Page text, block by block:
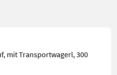
mit Transportwagerl, 300